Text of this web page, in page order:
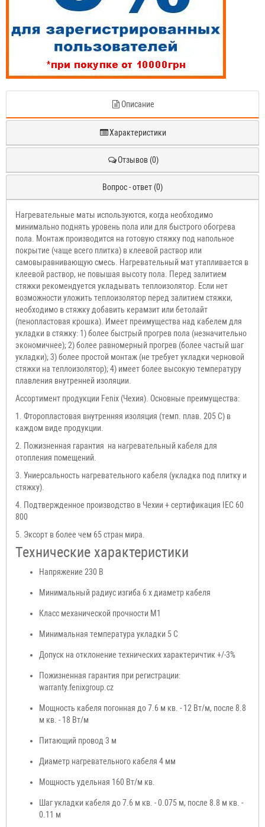
Описание
Характеристики
Отзывов (0)
Вопрос - ответ (0)
Нагревательные маты используются, когда необходимо
минимально поднять уровень пола или для быстрого обогрева
пола. Монтаж производится на готовую стяжку под напольное
покрытие (чаще всего плитка) в клеевой раствор или
самовыравнивающую смесь. Нагревательный мат утапливается в
клеевой раствор, не повышая высоту пола. Перед залитием
стяжки рекомендуется укладывать теплоизолятор. Если нет
возможности уложить теплоизолятор перед залитием стяжки,
необходимо в стяжку добавить керамзит или бетолайт
(пенопластовая крошка). Имеет преимущества над кабелем для
укладки в стяжку: 1) более быстрый прогрев пола (незначительно
экономичнее); 2) более равномерный прогрев (более частый шаг
укладки); 3) более простой монтаж (не требует укладки черновой
стяжки на теплоизолятор); 4) имеет более высокую температуру
плавления внутренней изоляции.
Ассортимент продукции Fenix (Чехия). Основные преимущества:
1. Фторопластовая внутренняя изоляция (темп. плав. 205 С) в
каждом виде продукции.
2. Пожизненная гарантия на нагревательный кабеля для
отопления помещений.
3. Униерсальность нагревательного кабеля (укладка под плитку и
стяжку).
4. Подтвержденное производство в Чехии + сертификация IEC 60
800
5. Эксорт в более чем 65 стран мира.
Технические характеристики
Напряжение 230 В
Минимальный радиус изгиба 6 х диаметр кабеля
Класс механической прочности М1
Минимальная температура укладки 5 С
Допуск на отклонение технических характеричтик +/-3%
Пожизненная гарантия при регистрации:
warranty.fenixgroup.cz
Мощность кабеля погонная до 7.6 м кв. - 12 Вт/м, после 8.8
м кв. - 18 Вт/м
Питающий провод 3 м
Диаметр нагревательного кабеля 4 мм
Мощность удельная 160 Вт/м кв.
Шаг укладки кабеля до 7.6 м кв. - 0.075 м, после 8.8 м кв. -
0.11 м